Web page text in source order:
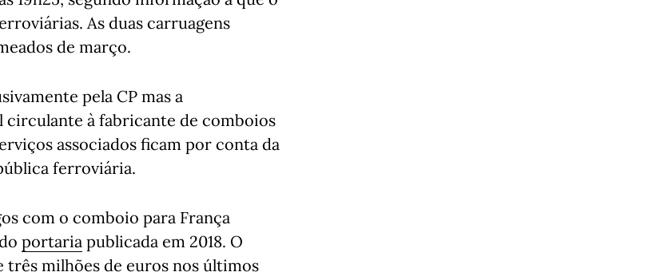
As duas carruagens
de março.
pela CP mas a
à fabricante de comboios
associados ficam por conta da
ferroviária.
com o comboio para França
portaria publicada em 2018. O
milhões de euros nos últimos